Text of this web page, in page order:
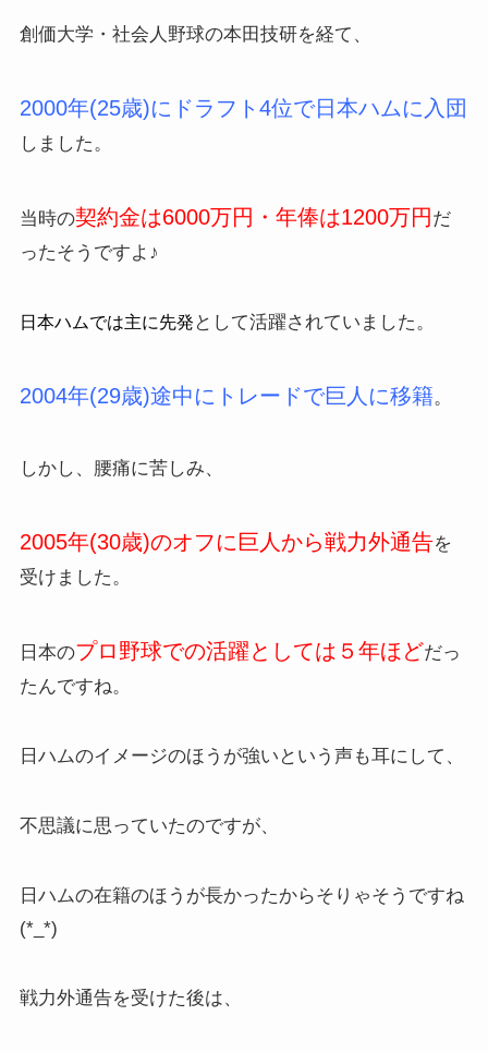
創価大学・社会人野球の本田技研を経て、
2000年(25歳)にドラフト4位で日本ハムに入団
しました。
当時の契約金は6000万円・年俸は1200万円 だ
ったそうですよ♪
日本ハムでは主に先発 として活躍されていました。
2004年(29歳)途中にトレードで巨人に移籍。
しかし、腰痛に苦しみ、
2005年(30歳)のオフに 巨人から戦力外通告を
受けました。
日本のプロ野球での活躍としては５年ほどだっ
たんですね。
日ハムのイメージのほうが強いという声も耳にして、
不思議に思っていたのですが、
日ハムの在籍のほうが長かったからそりゃそうですね
(*_*)
戦力外通告を受けた後は、